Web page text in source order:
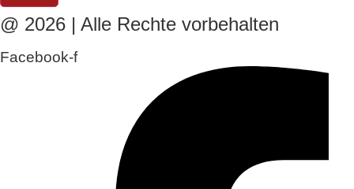
@ 2026 | Alle Rechte vorbehalten
Facebook-f